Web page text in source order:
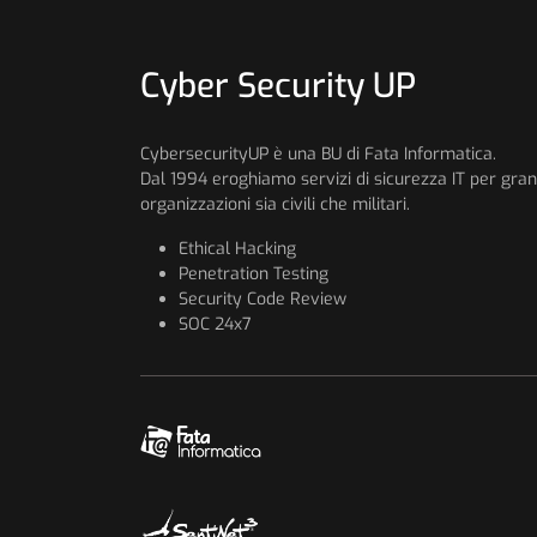
Cyber Security UP
CybersecurityUP è una BU di Fata Informatica.
Dal 1994 eroghiamo servizi di sicurezza IT per
organizzazioni sia civili che militari.
Ethical Hacking
Penetration Testing
Security Code Review
SOC 24x7